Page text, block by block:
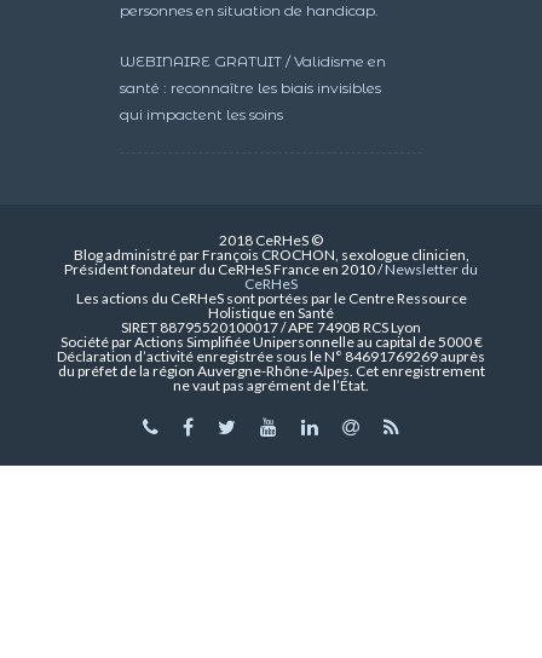
personnes en situation de handicap.
WEBINAIRE GRATUIT / Validisme en
santé : reconnaître les biais invisibles
qui impactent les soins
2018 CeRHeS ©
Blog administré par François CROCHON, sexologue clinicien,
Président fondateur du CeRHeS France en 2010 /Newsletter du
CeRHeS
Les actions du CeRHeS sont portées par le Centre Ressource
Holistique en Santé
SIRET 88795520100017 / APE 7490B RCS Lyon
Société par Actions Simplifiée Unipersonnelle au capital de 5000 €
Déclaration d’activité enregistrée sous le N° 84691769269 auprès
du préfet de la région Auvergne-Rhône-Alpes. Cet enregistrement
ne vaut pas agrément de l’État.